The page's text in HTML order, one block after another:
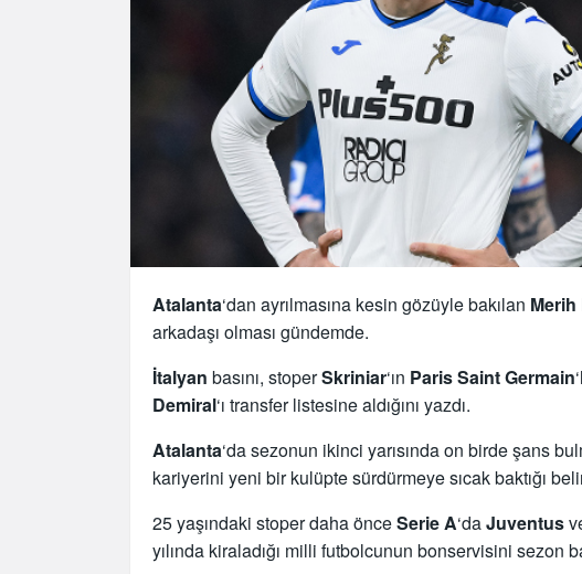
Atalanta‘dan ayrılmasına kesin gözüyle bakılan Merih
arkadaşı olması gündemde.
İtalyan basını, stoperSkriniar‘ın Paris Saint Germain
Demiral‘ı transfer listesine aldığını yazdı.
Atalanta‘da sezonun ikinci yarısında on birde şans
kariyerini yeni bir kulüpte sürdürmeye sıcak baktığı
25 yaşındaki stoper daha önceSerie A‘daJuventus
yılında kiraladığı milli futbolcunun bonservisini sezon